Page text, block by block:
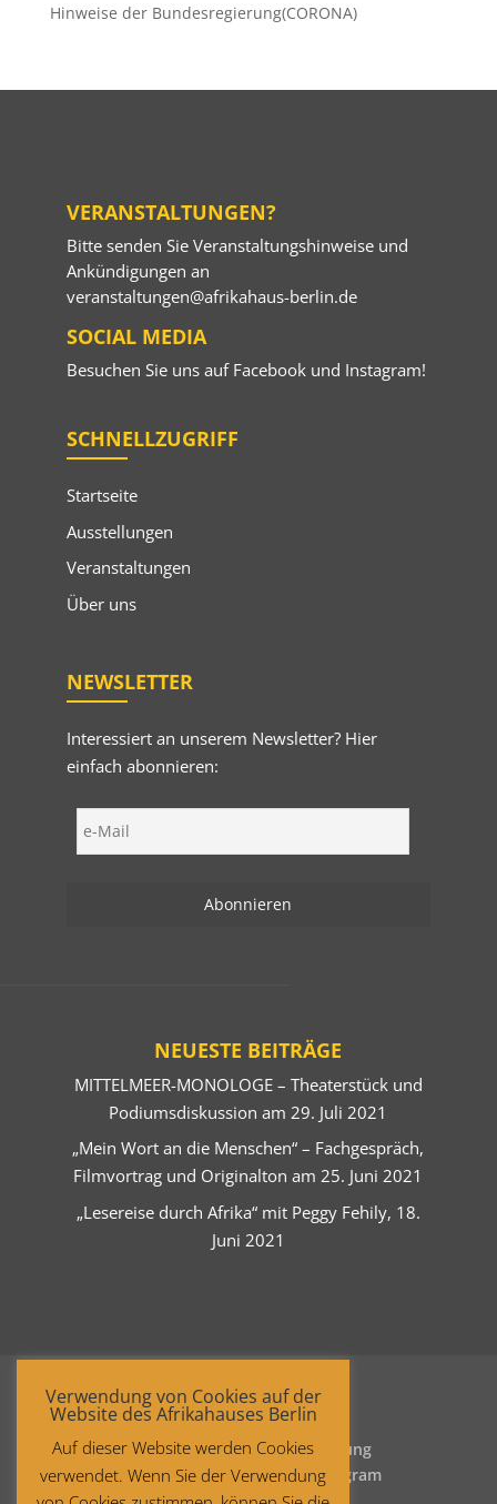
Hinweise der Bundesregierung(CORONA)
VERANSTALTUNGEN?
Bitte senden Sie Veranstaltungshinweise und
Ankündigungen an
veranstaltungen@afrikahaus-berlin.de
SOCIAL MEDIA
Besuchen Sie uns auf Facebookund Instagram!
SCHNELLZUGRIFF
Startseite
Ausstellungen
Veranstaltungen
Über uns
NEWSLETTER
Interessiert an unserem Newsletter? Hier
einfach abonnieren:
NEUESTE BEITRÄGE
MITTELMEER-MONOLOGE – Theaterstück und
Podiumsdiskussion am 29. Juli 2021
„Mein Wort an die Menschen“ – Fachgespräch,
Filmvortrag und Originalton am 25. Juni 2021
„Lesereise durch Afrika“ mit Peggy Fehily, 18.
Juni 2021
Startseite
Datenschutzerklärung
Impressum
Facebook Instagram
Verwendung von Cookies auf der
Website des Afrikahauses Berlin
Auf dieser Website werden Cookies
verwendet. Wenn Sie der Verwendung